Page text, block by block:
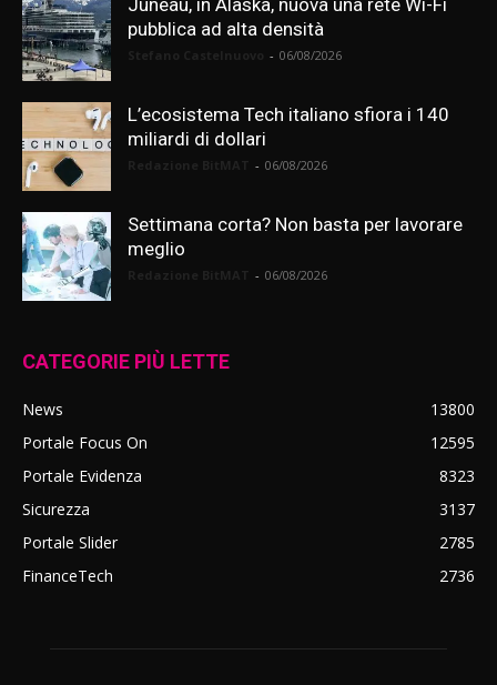
Juneau, in Alaska, nuova una rete Wi-Fi
pubblica ad alta densità
- 06/08/2026
L’ecosistema Tech italiano sfiora i 140
miliardi di dollari
- 06/08/2026
Settimana corta? Non basta per lavorare
meglio
- 06/08/2026
CATEGORIE PIÙ LETTE
News
13800
Portale Focus On
12595
Portale Evidenza
8323
Sicurezza
3137
Portale Slider
2785
FinanceTech
2736